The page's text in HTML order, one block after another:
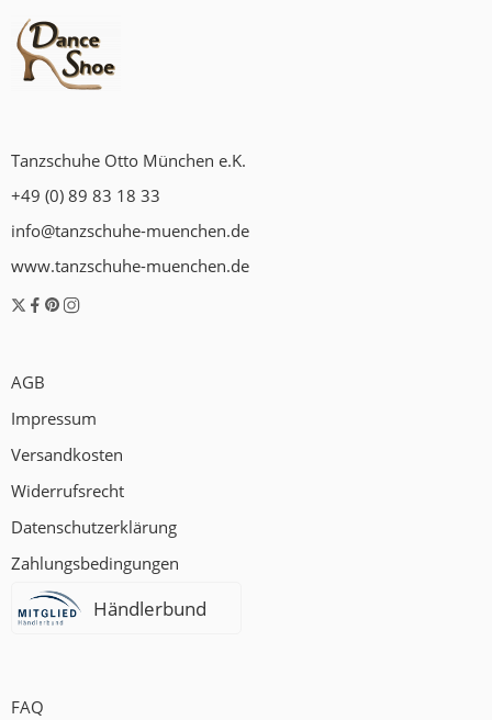
Tanzschuhe Otto München e.K.
+49 (0) 89 83 18 33
info@tanzschuhe-muenchen.de
www.tanzschuhe-muenchen.de
AGB
Impressum
Versandkosten
Widerrufsrecht
Datenschutzerklärung
Zahlungsbedingungen
Händlerbund
FAQ